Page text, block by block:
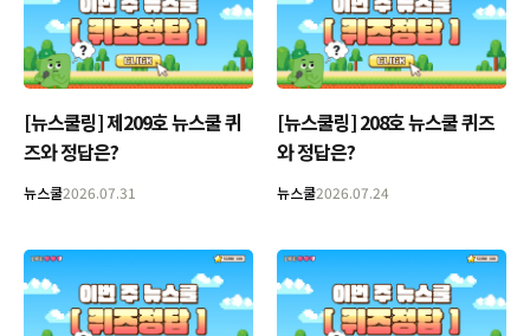
[뉴스쿨링] 제209호 뉴스쿨 퀴
즈와 정답은?
뉴스쿨2026.07.31
[뉴스쿨링] 208호 뉴스쿨 퀴즈
와 정답은?
뉴스쿨2026.07.24